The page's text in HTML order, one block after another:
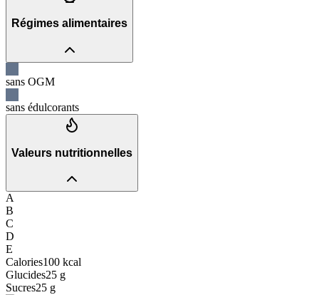
Régimes alimentaires
sans OGM
sans édulcorants
Valeurs nutritionnelles
A
B
C
D
E
Calories100 kcal
Glucides25 g
Sucres25 g